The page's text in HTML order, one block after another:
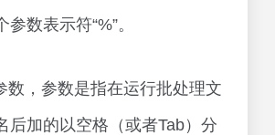
数表示符“%”。
数，参数是指在运行批处理文
后加的以空格（或者Tab）分